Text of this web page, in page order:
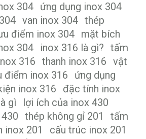
304 ứng dụng inox 304
van inox 304 thép
điểm inox 304 mặt bích
304 inox 316 là gì? tấm
316 thanh inox 316 vật
điểm inox 316
ứng dụng
inox 316
đặc tính inox
gì
lợi ích của inox 430
thép không gỉ 201
tấm
inox 201
cấu trúc inox 201